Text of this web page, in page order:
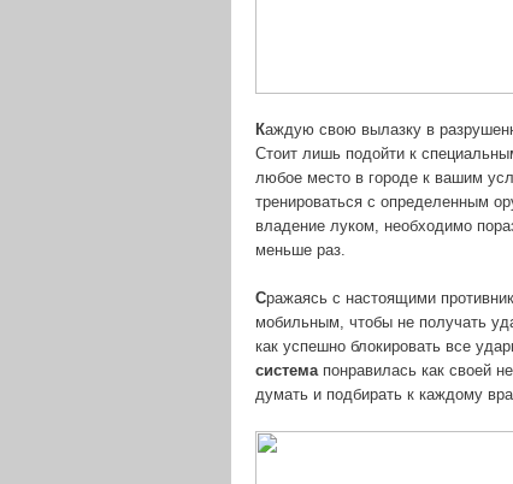
Каждую свою вылазку в
Стоит лишь подойти к
любое место в городе к вашим
тренироваться с определенным
владение луком, необходимо
меньше раз.
Сражаясь с настоящими
мобильным, чтобы не получать
как успешно блокировать все
системапонравилась как своей
думать и подбирать к каждому